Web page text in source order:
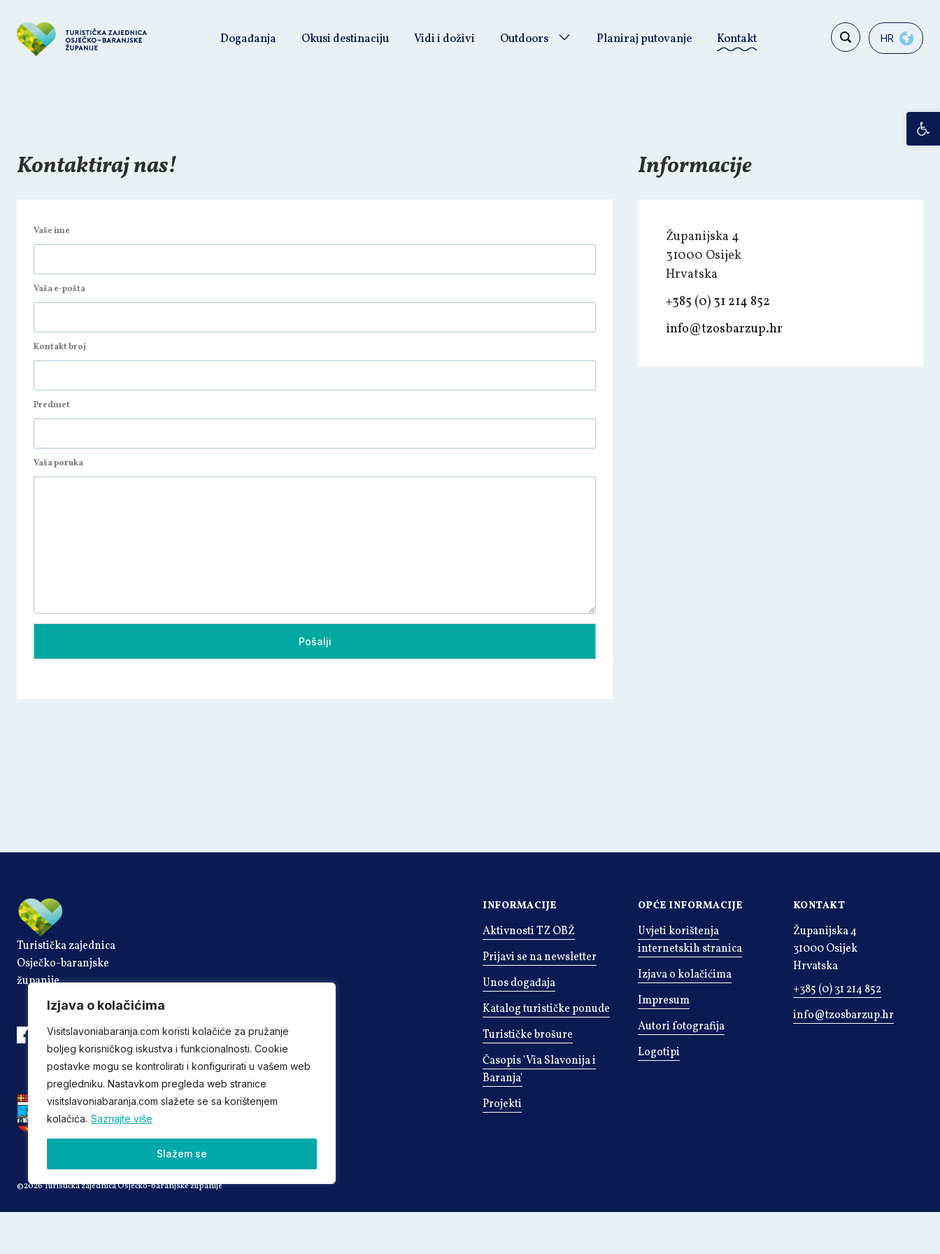
Izjava o kolačićima
Visitslavoniabaranja.com koristi kolačiće za pružanje
boljeg korisničkog iskustva i funkcionalnosti. Cookie
postavke mogu se kontrolirati i konfigurirati u vašem web
pregledniku. Nastavkom pregleda web stranice
visitslavoniabaranja.com slažete se sa korištenjem
kolačića. Saznajte više
Slažem se
Događanja Okusi destinaciju Vidi i doživi Outdoors Planiraj putovanje Kontakt HR
Kontaktiraj nas!
Vaše ime
Vaša e-pošta
Kontakt broj
Predmet
Vaša poruka
Informacije
Županijska 4
31000 Osijek
Hrvatska
+385 (0) 31 214 852
info@tzosbarzup.hr
Turistička zajednica
Osječko-baranjske
županije
©2026 Turistička zajednica Osječko-baranjske županije
INFORMACIJE
Aktivnosti TZ OBŽ
Prijavi se na newsletter
Unos događaja
Katalog turističke ponude
Turističke brošure
Časopis 'Via Slavonija i
Baranja'
Projekti
OPĆE INFORMACIJE
Uvjeti korištenja
internetskih stranica
Izjava o kolačićima
Impresum
Autori fotografija
Logotipi
KONTAKT
Županijska 4
31000 Osijek
Hrvatska
+385 (0) 31 214 852
info@tzosbarzup.hr